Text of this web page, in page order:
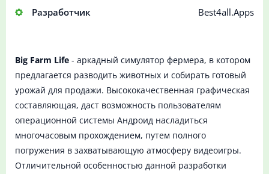
Разработчик
Best4all.Apps
Big Farm Life - аркадный симулятор фермера, в котором
предлагается разводить животных и собирать готовый
урожай для продажи. Высококачественная графическая
составляющая, даст возможность пользователям
операционной системы Андроид насладиться
многочасовым прохождением, путем полного
погружения в захватывающую атмосферу видеоигры.
Отличительной особенностью данной разработки